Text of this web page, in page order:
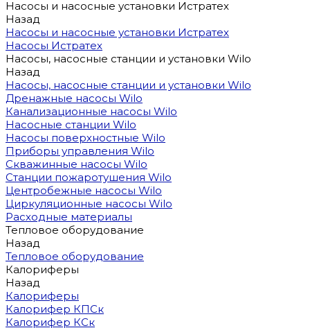
Насосы и насосные установки Истратех
Назад
Насосы и насосные установки Истратех
Насосы Истратех
Насосы, насосные станции и установки Wilo
Назад
Насосы, насосные станции и установки Wilo
Дренажные насосы Wilo
Канализационные насосы Wilo
Насосные станции Wilo
Насосы поверхностные Wilo
Приборы управления Wilo
Скважинные насосы Wilo
Станции пожаротушения Wilo
Центробежные насосы Wilo
Циркуляционные насосы Wilo
Расходные материалы
Тепловое оборудование
Назад
Тепловое оборудование
Калориферы
Назад
Калориферы
Калорифер КПСк
Калорифер КСк